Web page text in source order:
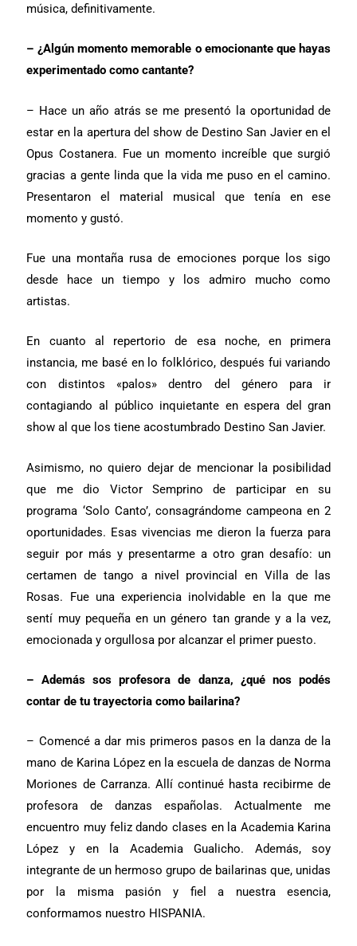
música, definitivamente.
– ¿Algún momento memorable o emocionante que hayas
experimentado como cantante?
– Hace un año atrás se me presentó la oportunidad de
estar en la apertura del show de Destino San Javier en el
Opus Costanera. Fue un momento increíble que surgió
gracias a gente linda que la vida me puso en el camino.
Presentaron el material musical que tenía en ese
momento y gustó.
Fue una montaña rusa de emociones porque los sigo
desde hace un tiempo y los admiro mucho como
artistas.
En cuanto al repertorio de esa noche, en primera
instancia, me basé en lo folklórico, después fui variando
con distintos «palos» dentro del género para ir
contagiando al público inquietante en espera del gran
show al que los tiene acostumbrado Destino San Javier.
Asimismo, no quiero dejar de mencionar la posibilidad
que me dio Victor Semprino de participar en su
programa ‘Solo Canto’, consagrándome campeona en 2
oportunidades. Esas vivencias me dieron la fuerza para
seguir por más y presentarme a otro gran desafío: un
certamen de tango a nivel provincial en Villa de las
Rosas. Fue una experiencia inolvidable en la que me
sentí muy pequeña en un género tan grande y a la vez,
emocionada y orgullosa por alcanzar el primer puesto.
– Además sos profesora de danza, ¿qué nos podés
contar de tu trayectoria como bailarina?
– Comencé a dar mis primeros pasos en la danza de la
mano de Karina López en la escuela de danzas de Norma
Moriones de Carranza. Allí continué hasta recibirme de
profesora de danzas españolas. Actualmente me
encuentro muy feliz dando clases en la Academia Karina
López y en la Academia Gualicho. Además, soy
integrante de un hermoso grupo de bailarinas que, unidas
por la misma pasión y fiel a nuestra esencia,
conformamos nuestro HISPANIA.